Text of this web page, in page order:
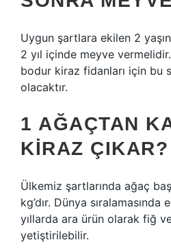
Uygun şartlara ekilen 2
2 yıl içinde meyve
bodur kiraz fidanları için bu
olacaktır.
1 AĞAÇTAN
KIRAZ ÇIKAR?
Ülkemiz şartlarında ağaç
kg’dır. Dünya sıralamasında
yıllarda ara ürün olarak fiğ
yetiştirilebilir.